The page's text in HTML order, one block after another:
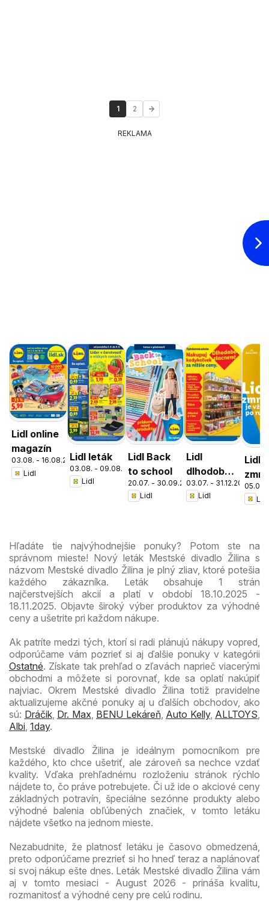
1 2
REKLAMA
Lidl online
magazín
03.08. - 16.08.2026
Lidl
Lidl leták
03.08. - 09.08.2026
Lidl
Lidl Back
to school
20.07. - 30.09.2026
Lidl
Lidl
dlhodobo
zlacnené
03.07. - 31.12.2026
Lidl
Lidl
05.05.
Lidl
Hľadáte tie najvýhodnejšie ponuky? Potom ste na
správnom mieste! Nový leták Mestské divadlo Žilina s
názvom Mestské divadlo Žilina je plný zliav, ktoré potešia
každého zákazníka. Leták obsahuje 1 strán
najčerstvejších akcií a platí v období 18.10.2025 -
18.11.2025. Objavte široký výber produktov za výhodné
ceny a ušetrite pri každom nákupe.
Ak patríte medzi tých, ktorí si radi plánujú nákupy vopred,
odporúčame vám pozrieť si aj ďalšie ponuky v kategórii
Ostatné. Získate tak prehľad o zľavách naprieč viacerými
obchodmi a môžete si porovnať, kde sa oplatí nakúpiť
najviac. Okrem Mestské divadlo Žilina totiž pravidelne
aktualizujeme akčné ponuky aj u ďalších obchodov, ako
sú: Dráčik, Dr. Max, BENU Lekáreň, Auto Kelly, ALLTOYS,
Albi, 1day.
Mestské divadlo Žilina je ideálnym pomocníkom pre
každého, kto chce ušetriť, ale zároveň sa nechce vzdať
kvality. Vďaka prehľadnému rozloženiu stránok rýchlo
nájdete to, čo práve potrebujete. Či už ide o akciové ceny
základných potravín, špeciálne sezónne produkty alebo
výhodné balenia obľúbených značiek, v tomto letáku
nájdete všetko na jednom mieste.
Nezabudnite, že platnosť letáku je časovo obmedzená,
preto odporúčame prezrieť si ho hneď teraz a naplánovať
si svoj nákup ešte dnes. Leták Mestské divadlo Žilina vám
aj v tomto mesiaci - August 2026 - prináša kvalitu,
rozmanitosť a výhodné ceny pre celú rodinu.